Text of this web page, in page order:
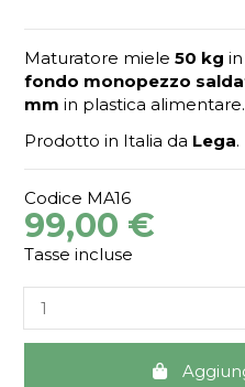
Maturatore miele50 kg in
fondo monopezzo
mm in plastica
Prodotto in Italia da Lega.
Codice MA16
99,00 €
Tasse incluse